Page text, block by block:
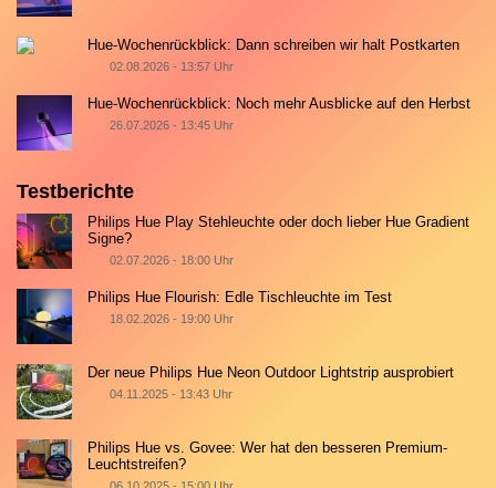
Hue-Wochenrückblick: Dann schreiben wir halt Postkarten
02.08.2026 - 13:57 Uhr
Hue-Wochenrückblick: Noch mehr Ausblicke auf den Herbst
26.07.2026 - 13:45 Uhr
Testberichte
Philips Hue Play Stehleuchte oder doch lieber Hue Gradient
Signe?
02.07.2026 - 18:00 Uhr
Philips Hue Flourish: Edle Tischleuchte im Test
18.02.2026 - 19:00 Uhr
Der neue Philips Hue Neon Outdoor Lightstrip ausprobiert
04.11.2025 - 13:43 Uhr
Philips Hue vs. Govee: Wer hat den besseren Premium-
Leuchtstreifen?